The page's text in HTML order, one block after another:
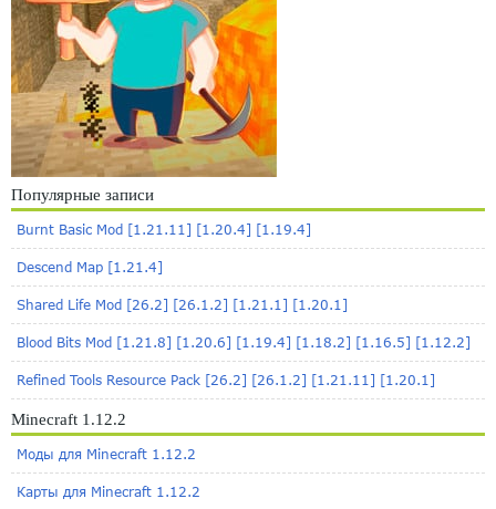
Популярные записи
Burnt Basic Mod [1.21.11] [1.20.4] [1.19.4]
Descend Map [1.21.4]
Shared Life Mod [26.2] [26.1.2] [1.21.1] [1.20.1]
Blood Bits Mod [1.21.8] [1.20.6] [1.19.4] [1.18.2] [1.16.5] [1.12.2]
Refined Tools Resource Pack [26.2] [26.1.2] [1.21.11] [1.20.1]
Minecraft 1.12.2
Моды для Minecraft 1.12.2
Карты для Minecraft 1.12.2